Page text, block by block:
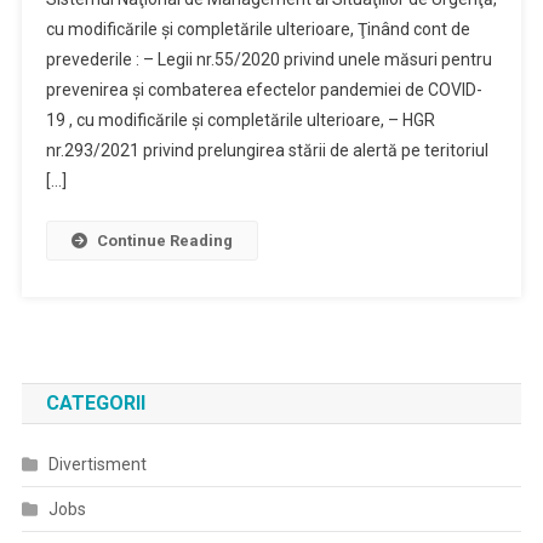
cu modificările şi completările ulterioare, Ţinând cont de
prevederile : – Legii nr.55/2020 privind unele măsuri pentru
prevenirea şi combaterea efectelor pandemiei de COVID-
19 , cu modificările şi completările ulterioare, – HGR
nr.293/2021 privind prelungirea stării de alertă pe teritoriul
[…]
Continue Reading
CATEGORII
Divertisment
Jobs